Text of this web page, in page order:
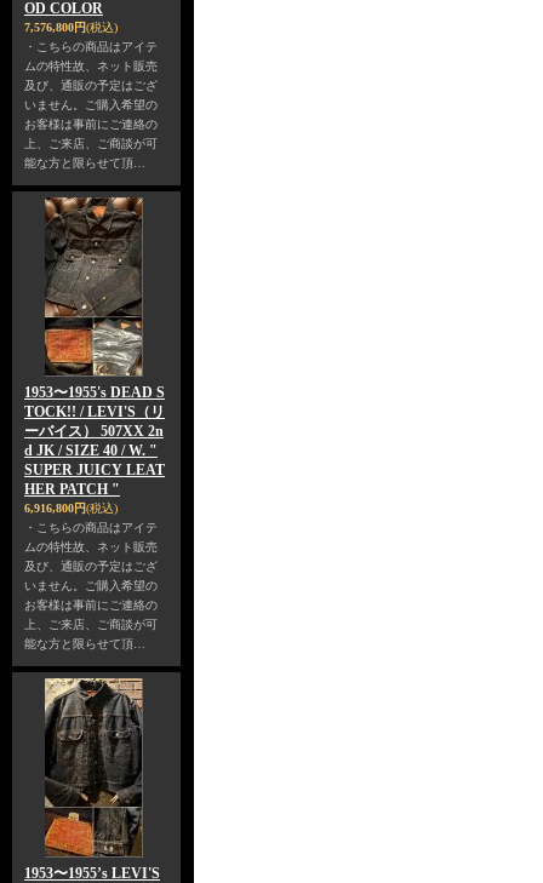
OD COLOR
7,576,800円(税込)
・こちらの商品はアイテ
ムの特性故、ネット販売
及び、通販の予定はござ
いません。ご購入希望の
お客様は事前にご連絡の
上、ご来店、ご商談が可
能な方と限らせて頂…
1953〜1955's DEAD S
TOCK!! / LEVI'S（リ
ーバイス） 507XX 2n
d JK / SIZE 40 / W. "
SUPER JUICY LEAT
HER PATCH "
6,916,800円(税込)
・こちらの商品はアイテ
ムの特性故、ネット販売
及び、通販の予定はござ
いません。ご購入希望の
お客様は事前にご連絡の
上、ご来店、ご商談が可
能な方と限らせて頂…
1953〜1955’s LEVI'S